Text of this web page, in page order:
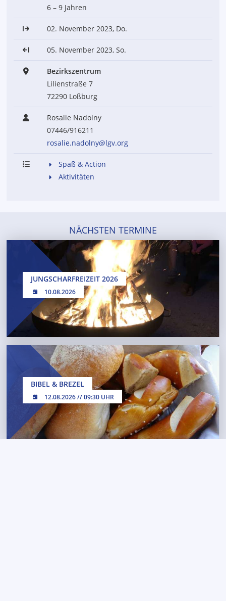
6 – 9 Jahren
02. November 2023, Do.
05. November 2023, So.
Bezirkszentrum
Lilienstraße 7
72290 Loßburg
Rosalie Nadolny
07446/916211
rosalie.nadolny@lgv.org
Spaß & Action
Aktivitäten
NÄCHSTEN TERMINE
JUNGSCHARFREIZEIT 2026
10.08.2026
BIBEL & BREZEL
12.08.2026 // 09:30 UHR